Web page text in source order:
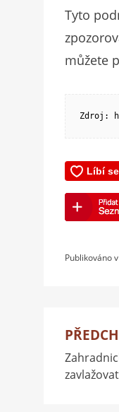
Tyto
můžete
Zdroj:
Publikováno v
pro